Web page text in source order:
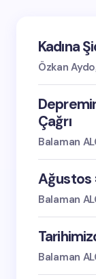
Kadına
Özkan
Çağrı
Balaman
Ağustos
Balaman
Balaman